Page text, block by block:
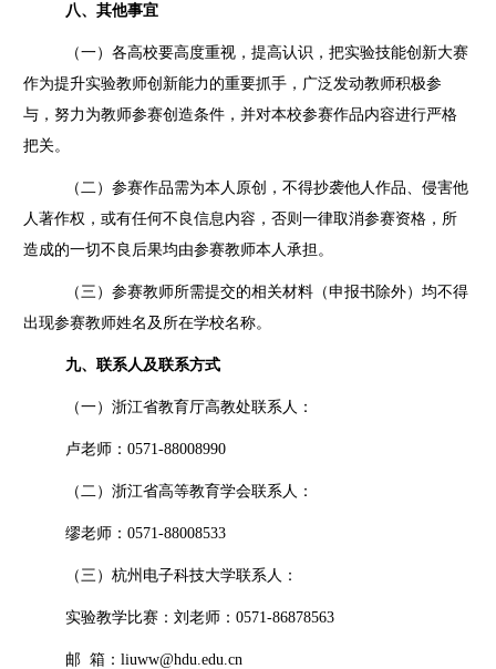
八、 其他事宜
（一）各高校要高度重视，提高认识，把实验技能创新大赛
作为提升实验教师创新能力的重要抓手，广泛发动教师积极参
与，努力为教师参赛创造条件，并对本校参赛作品内容进行严格
把关。
（二）参赛作品需为本人原创，不得抄袭他人作品、侵害他
人著作权，或有任何不良信息内容，否则一律取消参赛资格，所
造成的一切不良后果均由参赛教师本人承担。
（三）参赛教师所需提交的相关材料（申报书除外）均不得
出现参赛教师姓名及所在学校名称。
九、联系人及联系方式
（一）浙江省教育厅高教处联系人：
卢老师： 0571-88008990
（二）浙江省高等教育学会联系人：
缪老师： 0571-88008533
（三）杭州电子科技大学联系人：
实验教学比赛：刘老师： 0571-86878563
邮 箱： liuww@hdu.edu.cn